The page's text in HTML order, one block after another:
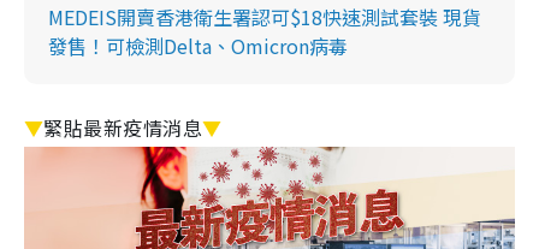
MEDEIS開賣香港衛生署認可$18快速測試套裝 現貨
發售！可檢測Delta、Omicron病毒
▼緊貼最新疫情消息▼